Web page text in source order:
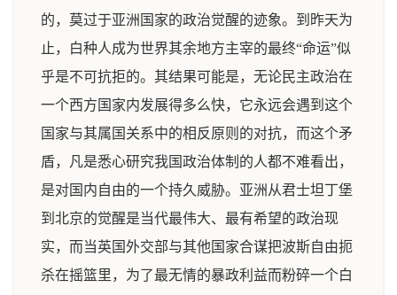
的，莫过于亚洲国家的政治觉醒的迹象。到昨天为
止，白种人成为世界其余地方主宰的最终“命运”似
乎是不可抗拒的。其结果可能是，无论民主政治在
一个西方国家内发展得多么快，它永远会遇到这个
国家与其属国关系中的相反原则的对抗，而这个矛
盾，凡是悉心研究我国政治体制的人都不难看出，
是对国内自由的一个持久威胁。亚洲从君士坦丁堡
到北京的觉醒是当代最伟大、最有希望的政治现
实，而当英国外交部与其他国家合谋把波斯自由扼
杀在摇篮里，为了最无情的暴政利益而粉碎一个白